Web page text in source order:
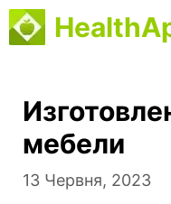
Перейти
до
мебели
13 Червня, 2023